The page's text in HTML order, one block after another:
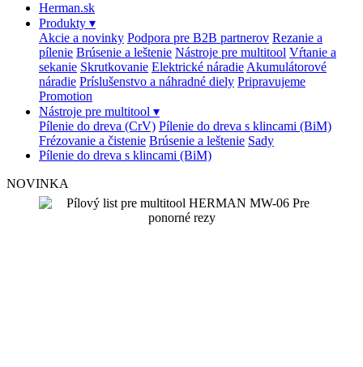
Herman.sk
Produkty ▾
Akcie a novinky Podpora pre B2B partnerov Rezanie a
pílenie Brúsenie a leštenie Nástroje pre multitool Vŕtanie a
sekanie Skrutkovanie Elektrické náradie Akumulátorové
náradie Príslušenstvo a náhradné diely Pripravujeme
Promotion
Nástroje pre multitool ▾
Pílenie do dreva (CrV) Pílenie do dreva s klincami (BiM)
Frézovanie a čistenie Brúsenie a leštenie Sady
Pílenie do dreva s klincami (BiM)
NOVINKA